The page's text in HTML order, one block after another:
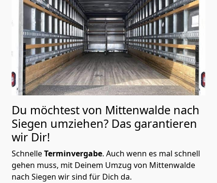
Du möchtest von Mittenwalde nach
Siegen umziehen? Das garantieren
wir Dir!
SchnelleTerminvergabe. Auch wenn es mal schnell
gehen muss, mit Deinem Umzug von Mittenwalde
nach Siegen wir sind für Dich da.